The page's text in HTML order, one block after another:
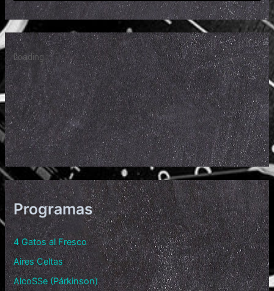
Programas
4 Gatos al Fresco
Aires Celtas
AlcoSSe (Párkinson)